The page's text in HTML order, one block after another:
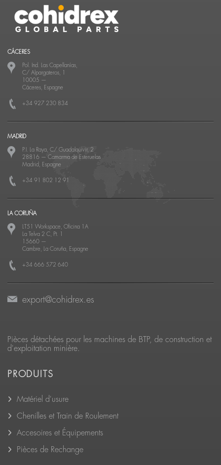
CÁCERES
Pol. Ind. Las Capellanías,
C/ Alpargateros, 1
10005 —
Cáceres, Espagne
+34 927 230 834
MADRID
P.I. La Raya, C/ Guadalquivir, 2
28816 — Camarma de Esteruelas
Madrid, Espagne
+34 91 802 12 91
LA CORUÑA
LT51 Workspace, Oficina 1A
La Telva 2 C, Pt. 1
15660 —
Cambre, La Coruña, Espagne
+34 666 572 640
export@cohidrex.es
Pièces détachées pour les machines de BTP, de construction et
d'exploitation minière.
PRODUITS
Matériel d'usure
Chenilles et Train de Roulement
Accesoires et Équipements
Pièces de Rechange